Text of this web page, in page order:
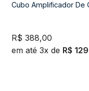
Cubo Amplificador De
R$ 388,00
em até 3x de R$